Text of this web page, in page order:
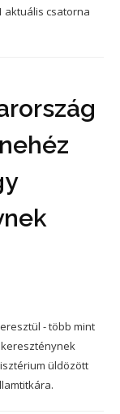
aktuális csatorna
- több mint
üldözött